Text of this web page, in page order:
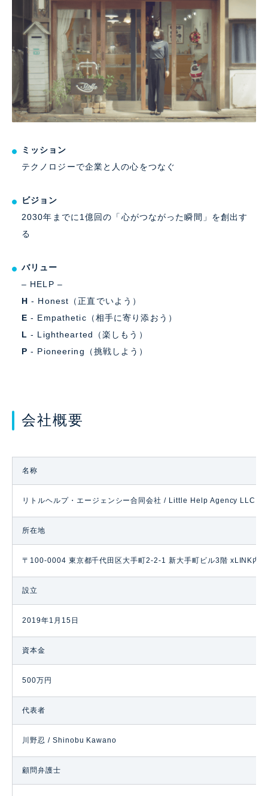
ミッション
テクノロジーで企業と人の心をつなぐ
ビジョン
2030年までに1億回の「心がつながった瞬間」を創出す
る
バリュー
– HELP –
H - Honest（正直でいよう）
E - Empathetic（相手に寄り添おう）
L - Lighthearted（楽しもう）
P - Pioneering（挑戦しよう）
会社概要
名称
リトルヘルプ・エージェンシー合同会社 / Little Help Agency LLC
所在地
〒100-0004 東京都千代田区大手町2-2-1 新大手町ビル3階 xLINK内
設立
2019年1月15日
資本金
500万円
代表者
川野忍 / Shinobu Kawano
顧問弁護士